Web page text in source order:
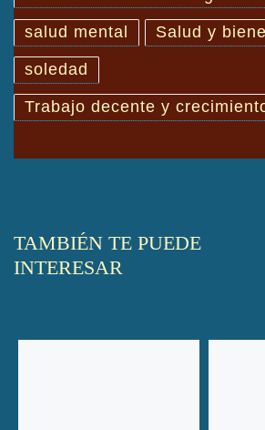
salud mental Salud y
soledad
Trabajo decente y
TAMBIÉN TE PUEDE
INTERESAR